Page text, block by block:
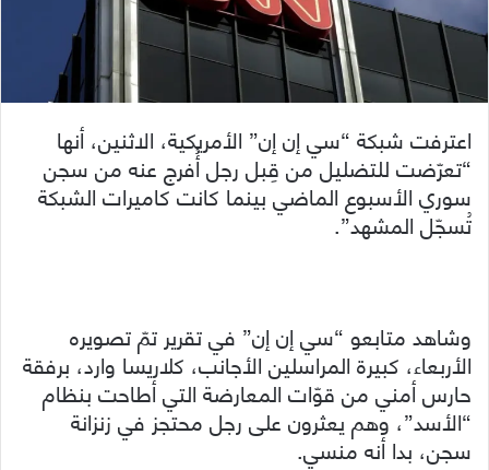
اعترفت شبكة “سي إن إن” الأمريكية، الاثنين، أنها
“تعرّضت للتضليل من قِبل رجل أُفرج عنه من سجن
سوري الأسبوع الماضي بينما كانت كاميرات الشبكة
تُسجّل المشهد”.
وشاهد متابعو “سي إن إن” في تقرير تمّ تصويره
الأربعاء، كبيرة المراسلين الأجانب، كلاريسا وارد، برفقة
حارس أمني من قوّات المعارضة التي أطاحت بنظام
“الأسد”، وهم يعثرون على رجل محتجز في زنزانة
سجن، بدا أنه منسي.